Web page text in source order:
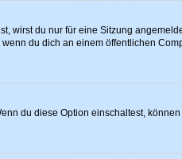
wirst du nur für eine Sitzung
du dich an einem öffentlichen
du diese Option einschaltest,